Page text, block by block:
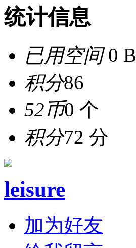
统计信息
已用空间0 B
积分86
52币0 个
积分72 分
leisure
加为好友